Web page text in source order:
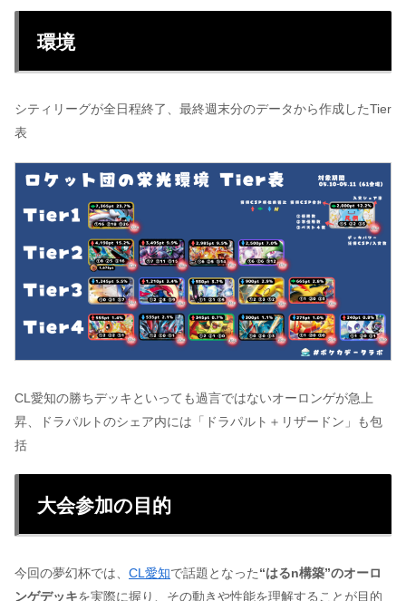
環境
シティリーグが全日程終了、最終週末分のデータから作成したTier
表
CL愛知の勝ちデッキといっても過言ではないオーロンゲが急上
昇、ドラパルトのシェア内には「ドラパルト＋リザードン」も包
括
大会参加の目的
今回の夢幻杯では、 CL愛知で話題となった“はるn構築”のオーロ
ンゲデッキを実際に握り、その動きや性能を理解することが目的